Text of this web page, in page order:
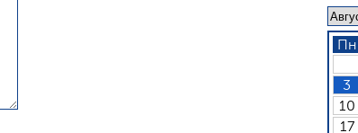
Пн
3
10
17